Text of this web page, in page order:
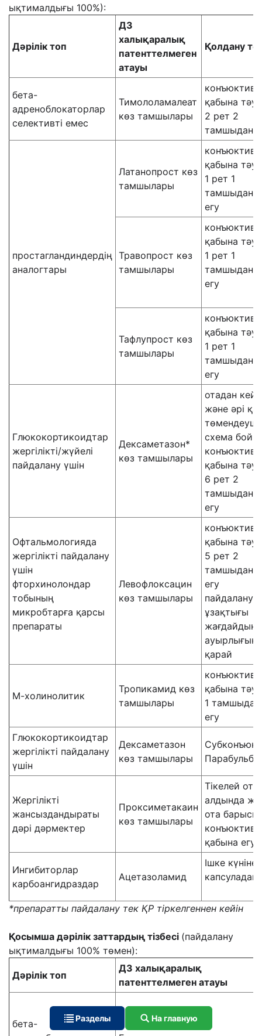
ықтималдығы 100%):
Дәрілік топ
ДЗ
халықаралық
патенттелмеген
атауы
Қолдану
бета-
адреноблокаторлар
селективті емес
Тимололамалеат
көз тамшылары
конъюктива
қабына
2 рет 2
тамшыдан
простагландиндердің
аналогтары
Латанопрост көз
тамшылары
конъюктива
қабына
1 рет 1
тамшыдан
егу
Травопрост көз
тамшылары
конъюктива
қабына
1 рет 1
тамшыдан
егу
Тафлупрост көз
тамшылары
конъюктива
қабына
1 рет 1
тамшыдан
егу
Глюкокортикоидтар
жергілікті/жүйелі
пайдалану үшін
Дексаметазон*
көз тамшылары
отадан
және әрі
төмендеуші
схема
конъюктива
қабына
6 рет 2
тамшыдан
егу
Офтальмологияда
жергілікті пайдалану
үшін
фторхинолондар
тобының
микробтарға қарсы
препараты
Левофлоксацин
көз тамшылары
конъюктива
қабына
5 рет 2
тамшыдан
егу
пайдалану
ұзақтығы
жағдайдың
ауырлығына
қарай
М-холинолитик
Тропикамид көз
тамшылары
конъюктива
қабына
1 тамшыдан
егу
Глюкокортикоидтар
жергілікті пайдалану
үшін
Дексаметазон
көз тамшылары
Жергілікті
жансыздандыраты
дәрі дәрмектер
Проксиметакаин
көз тамшылары
Тікелей ота
алдында
ота
конъюктива
қабына егу
Ингибиторлар
карбоангидраздар
Ацетазоламид
Ішке күніне
капсуладан
*препаратты пайдалану тек ҚР тіркелгеннен кейін
Қосымша дәрілік заттардың тізбесі (пайдалану
ықтималдығы 100% төмен):
Дәрілік топ
ДЗ халықаралық
патенттелмеген атауы
бета-
Разделы На главную